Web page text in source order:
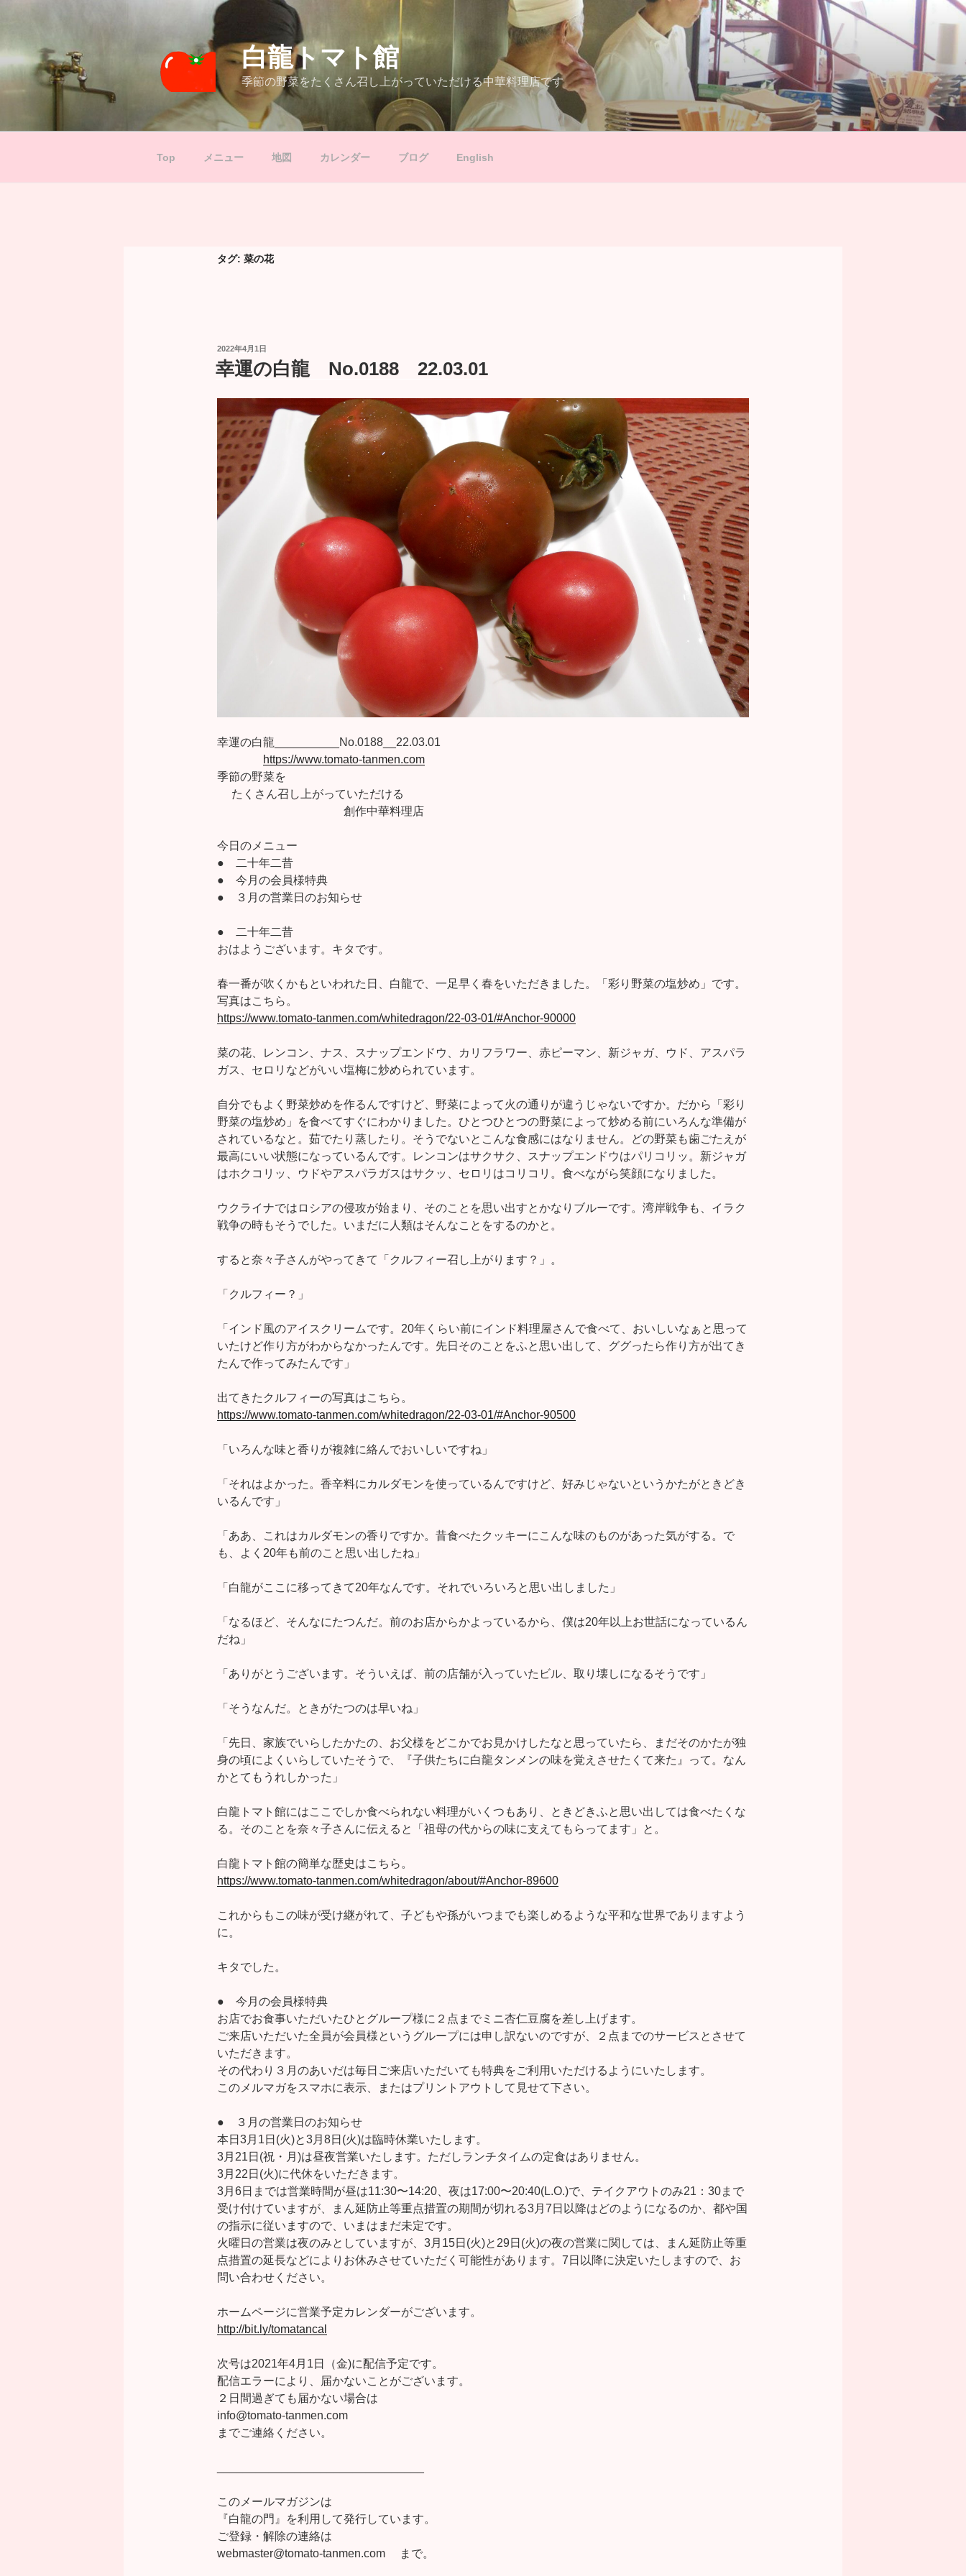
へ
キ
白龍トマト館
季節の野菜をたくさん召し上がっていただける中華料理店です
Top メニュー 地図 カレンダー ブログ English
タグ: 菜の花
投
稿
日:
2022年4月1日
幸運の白龍 No.0188 22.03.01
幸運の白龍__________No.0188__22.03.01
https://www.tomato-tanmen.com
季節の野菜を
たくさん召し上がっていただける
創作中華料理店
今日のメニュー
● 二十年二昔
● 今月の会員様特典
● ３月の営業日のお知らせ
● 二十年二昔
おはようございます。キタです。
春一番が吹くかもといわれた日、白龍で、一足早く春をいただきました。「彩り野菜の塩炒め」です。
写真はこちら。
https://www.tomato-tanmen.com/whitedragon/22-03-01/#Anchor-90000
菜の花、レンコン、ナス、スナップエンドウ、カリフラワー、赤ピーマン、新ジャガ、ウド、アスパラ
ガス、セロリなどがいい塩梅に炒められています。
自分でもよく野菜炒めを作るんですけど、野菜によって火の通りが違うじゃないですか。だから「彩り
野菜の塩炒め」を食べてすぐにわかりました。ひとつひとつの野菜によって炒める前にいろんな準備が
されているなと。茹でたり蒸したり。そうでないとこんな食感にはなりません。どの野菜も歯ごたえが
最高にいい状態になっているんです。レンコンはサクサク、スナップエンドウはパリコリッ。新ジャガ
はホクコリッ、ウドやアスパラガスはサクッ、セロリはコリコリ。食べながら笑顔になりました。
ウクライナではロシアの侵攻が始まり、そのことを思い出すとかなりブルーです。湾岸戦争も、イラク
戦争の時もそうでした。いまだに人類はそんなことをするのかと。
すると奈々子さんがやってきて「クルフィー召し上がります？」。
「クルフィー？」
「インド風のアイスクリームです。20年くらい前にインド料理屋さんで食べて、おいしいなぁと思って
いたけど作り方がわからなかったんです。先日そのことをふと思い出して、ググったら作り方が出てき
たんで作ってみたんです」
出てきたクルフィーの写真はこちら。
https://www.tomato-tanmen.com/whitedragon/22-03-01/#Anchor-90500
「いろんな味と香りが複雑に絡んでおいしいですね」
「それはよかった。香辛料にカルダモンを使っているんですけど、好みじゃないというかたがときどき
いるんです」
「ああ、これはカルダモンの香りですか。昔食べたクッキーにこんな味のものがあった気がする。で
も、よく20年も前のこと思い出したね」
「白龍がここに移ってきて20年なんです。それでいろいろと思い出しました」
「なるほど、そんなにたつんだ。前のお店からかよっているから、僕は20年以上お世話になっているん
だね」
「ありがとうございます。そういえば、前の店舗が入っていたビル、取り壊しになるそうです」
「そうなんだ。ときがたつのは早いね」
「先日、家族でいらしたかたの、お父様をどこかでお見かけしたなと思っていたら、まだそのかたが独
身の頃によくいらしていたそうで、『子供たちに白龍タンメンの味を覚えさせたくて来た』って。なん
かとてもうれしかった」
白龍トマト館にはここでしか食べられない料理がいくつもあり、ときどきふと思い出しては食べたくな
る。そのことを奈々子さんに伝えると「祖母の代からの味に支えてもらってます」と。
白龍トマト館の簡単な歴史はこちら。
https://www.tomato-tanmen.com/whitedragon/about/#Anchor-89600
これからもこの味が受け継がれて、子どもや孫がいつまでも楽しめるような平和な世界でありますよう
に。
キタでした。
● 今月の会員様特典
お店でお食事いただいたひとグループ様に２点までミニ杏仁豆腐を差し上げます。
ご来店いただいた全員が会員様というグループには申し訳ないのですが、２点までのサービスとさせて
いただきます。
その代わり３月のあいだは毎日ご来店いただいても特典をご利用いただけるようにいたします。
このメルマガをスマホに表示、またはプリントアウトして見せて下さい。
● ３月の営業日のお知らせ
本日3月1日(火)と3月8日(火)は臨時休業いたします。
3月21日(祝・月)は昼夜営業いたします。ただしランチタイムの定食はありません。
3月22日(火)に代休をいただきます。
3月6日までは営業時間が昼は11:30〜14:20、夜は17:00〜20:40(L.O.)で、テイクアウトのみ21：30まで
受け付けていますが、まん延防止等重点措置の期間が切れる3月7日以降はどのようになるのか、都や国
の指示に従いますので、いまはまだ未定です。
火曜日の営業は夜のみとしていますが、3月15日(火)と29日(火)の夜の営業に関しては、まん延防止等重
点措置の延長などによりお休みさせていただく可能性があります。7日以降に決定いたしますので、お
問い合わせください。
ホームページに営業予定カレンダーがございます。
http://bit.ly/tomatancal
次号は2021年4月1日（金)に配信予定です。
配信エラーにより、届かないことがございます。
２日間過ぎても届かない場合は
info@tomato-tanmen.com
までご連絡ください。
このメールマガジンは
『白龍の門』を利用して発行しています。
ご登録・解除の連絡は
webmaster@tomato-tanmen.com
まで。